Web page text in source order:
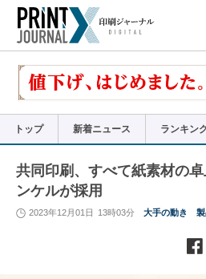
で
リ
トップ 新着ニュース ランキン
共同印刷、すべて紙素材の
ンケルが採用
2023年12月01日 13時03分 大手の動き